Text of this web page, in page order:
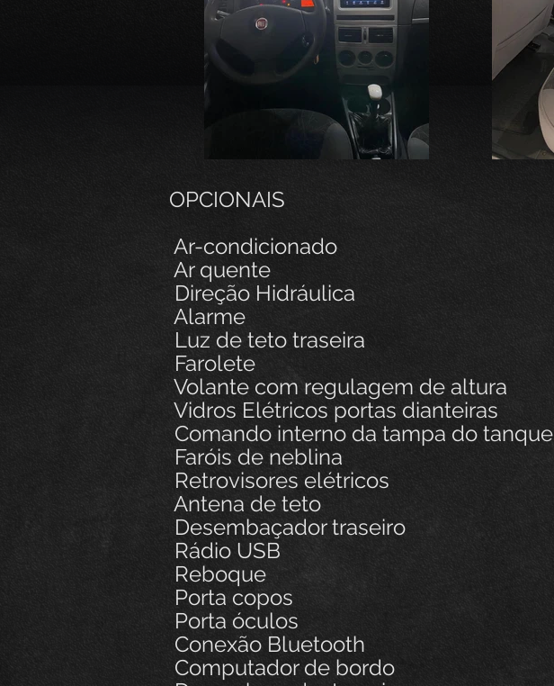
OPCIONAIS
Ar-condicionado
Ar quente
Direção Hidráulica
Alarme
Luz de teto traseira
Farolete
Volante com regulagem de altura
Vidros Elétricos portas dianteiras
Comando interno da tampa do tanque
Faróis de neblina
Retrovisores elétricos
Antena de teto
Desembaçador traseiro
Rádio USB
Reboque
Porta copos
Porta óculos
Conexão Bluetooth
Computador de bordo